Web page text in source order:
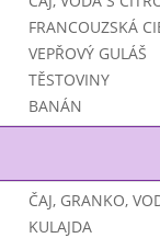
FRANCOUZSKÁ
VEPŘOVÝ GULÁŠ
TĚSTOVINY
BANÁN
ČAJ, GRANKO,
KULAJDA